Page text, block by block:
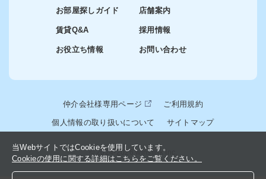
お部屋探しガイド
賃貸Q&A
お役立ち情報
店舗案内
採用情報
お問い合わせ
仲介会社様専用ページ ご利用規約
個人情報の取り扱いについて サイトマップ
© 2024-2026 winslink Inc.
当WebサイトではCookieを使用しています。
Cookieの使用に関する詳細はこちらをご覧ください。